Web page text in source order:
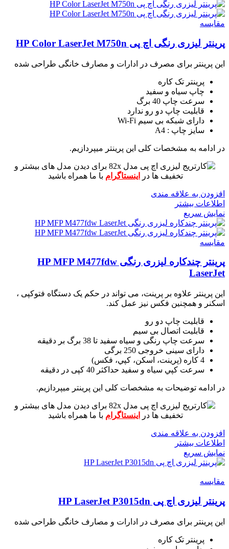
مقايسه
پرینتر لیزری رنگی اچ پی HP Color LaserJet M750n
این پرینتر برای مصرف در ادارات و مصارف خانگی طراحی شده
پرینتر تک کاره
چاپ سیاه و سفید
سرعت چاپ 40 برگ
قابلیت چاپ دو رو ندارد
دارای شبکه بی سیم Wi-Fi
سایز چاپ : A4
در ادامه به مشخصات کلی این پرینتر میپردازیم.
برای دیدن مدل های بیشتر و
تخفیف ها در
اینستاگرام با ما همراه باشید
افزودن به علاقه مندی
اطلاعات بیشتر
نمایش سریع
مقايسه
پرینتر چندکاره لیزری رنگی HP MFP M477fdw
LaserJet
این پرینتر علاوه بر پرینت، می تواند در حکم یک دستگاه فتوکپی ،
اسکنر و همچنین فکس نیز عمل کند.
قابلیت چاپ دو رو
قابلیت اتصال بی سیم
سرعت چاپ رنگی و سیاه سفید تا 38 برگ بر دقیقه
دارای سینی خروجی 250 برگی
4 کاره (پرينت، اسکن، کپي، فکس)
سرعت کپي سياه و سفيد حداکثر 40 کپی در دقیقه
در ادامه توضیحات به مشخصات کلی این پرینتر میپردازیم.
برای دیدن مدل های بیشتر و
تخفیف ها در
اینستاگرام با ما همراه باشید
افزودن به علاقه مندی
اطلاعات بیشتر
نمایش سریع
مقايسه
پرینتر لیزری اچ پی HP LaserJet P3015dn
این پرینتر برای مصرف در ادارات و مصارف خانگی طراحی شده
پرینتر تک کاره